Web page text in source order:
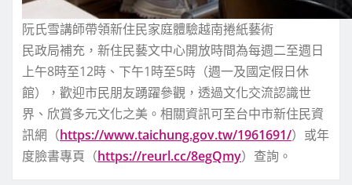
阮氏雪講師帶領新住民家庭體驗越南捲紙藝術
民政局補充，新住民藝文中心開放時間為每週二至週日
上午8時至12時、下午1時至5時（週一及國定假日休
館），歡迎市民朋友踴躍參觀，透過文化交流認識世
界、欣賞多元文化之美。相關資訊可至台中市新住民資
訊網（https://www.taichung.gov.tw/1961691/）或年
度臉書專頁（https://reurl.cc/8egQmy）查詢。